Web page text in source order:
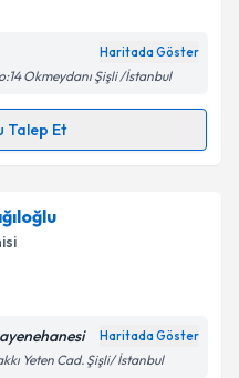
Haritada Göster
Okmeydanı Şişli /İstanbul
Talep Et
takvimi talebi
randevu almanız için bir
ile bilgilendireceğiz.
Haritada Göster
Yeten Cad. Şişli/ İstanbul